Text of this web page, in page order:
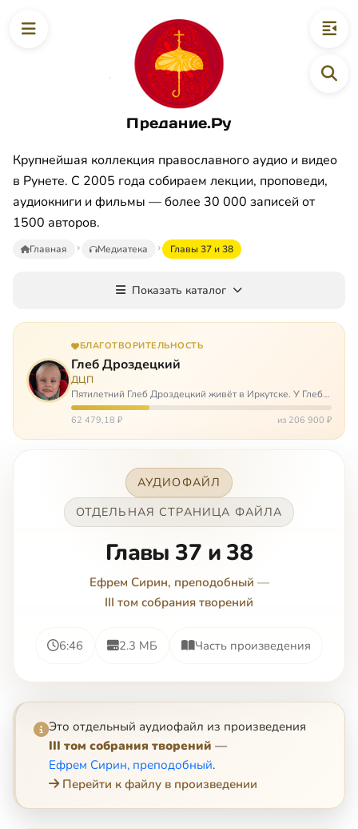
Предание.Ру
Крупнейшая коллекция православного аудио и видео
в Рунете. С 2005 года собираем лекции, проповеди,
аудиокниги и фильмы — более 30 000 записей от
1500 авторов.
Главная Медиатека Главы 37 и 38
Показать каталог
БЛАГОТВОРИТЕЛЬНОСТЬ
Глеб Дроздецкий
ДЦП
Пятилетний Глеб Дроздецкий живёт в Иркутске. У Глеба
ДЦП из-за перенесённого в младенчестве менингита,
но его положение осложняется эпилепсией, с которой
62 479,18 ₽ из 206 900 ₽
АУДИОФАЙЛ
ОТДЕЛЬНАЯ СТРАНИЦА ФАЙЛА
Главы 37 и 38
Ефрем Сирин, преподобный —
III том собрания творений
6:46 2.3 МБ Часть произведения
Это отдельный аудиофайл из произведения
III том собрания творений —
Ефрем Сирин, преподобный.
Перейти к файлу в произведении